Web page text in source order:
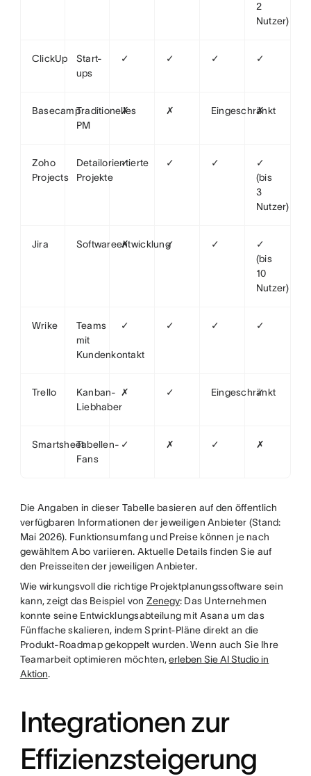
2
Nutzer)
ClickUp
Start-
ups
✓ ✓ ✓ ✓
BasecampTraditionelles
PM
✗ ✗ Eingeschränkt
✗
Zoho
Projects
Detailorientierte
Projekte
✓ ✓ ✓
✓
(bis
3
Nutzer)
Jira Softwareentwicklung
✗ ✓ ✓
✓
(bis
10
Nutzer)
Wrike
Teams
mit
Kundenkontakt
✓ ✓ ✓ ✓
Trello
Kanban-
Liebhaber
✗ ✓ Eingeschränkt
✓
SmartsheetTabellen-
Fans
✓ ✗ ✓ ✗
Die Angaben in dieser Tabelle basieren auf den öffentlich
verfügbaren Informationen der jeweiligen Anbieter (Stand:
Mai 2026). Funktionsumfang und Preise können je nach
gewähltem Abo variieren. Aktuelle Details finden Sie auf
den Preisseiten der jeweiligen Anbieter.
Wie wirkungsvoll die richtige Projektplanungssoftware sein
kann, zeigt das Beispiel von Zenegy: Das Unternehmen
konnte seine Entwicklungsabteilung mit Asana um das
Fünffache skalieren, indem Sprint-Pläne direkt an die
Produkt-Roadmap gekoppelt wurden. Wenn auch Sie Ihre
Teamarbeit optimieren möchten,erleben Sie AI Studio in
Aktion.
Integrationen zur
Effizienzsteigerung